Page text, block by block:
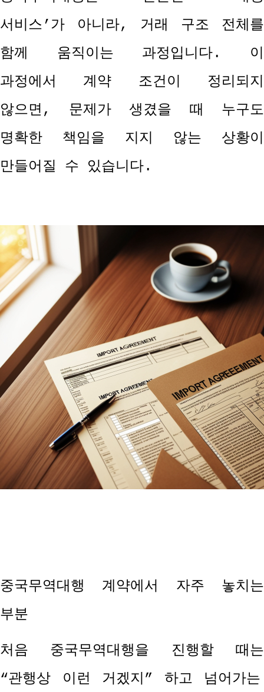
서비스’가 아니라, 거래 구조 전체를
함께 움직이는 과정입니다. 이
과정에서 계약 조건이 정리되지
않으면 , 문제가 생겼을 때 누구도
명확한 책임을 지지 않는 상황이
만들어질 수 있습니다.
중국무역대행 계약에서 자주 놓치는
부분
처음 중국무역대행을 진행할 때는
“관행상 이런 거겠지 ” 하고 넘어가는